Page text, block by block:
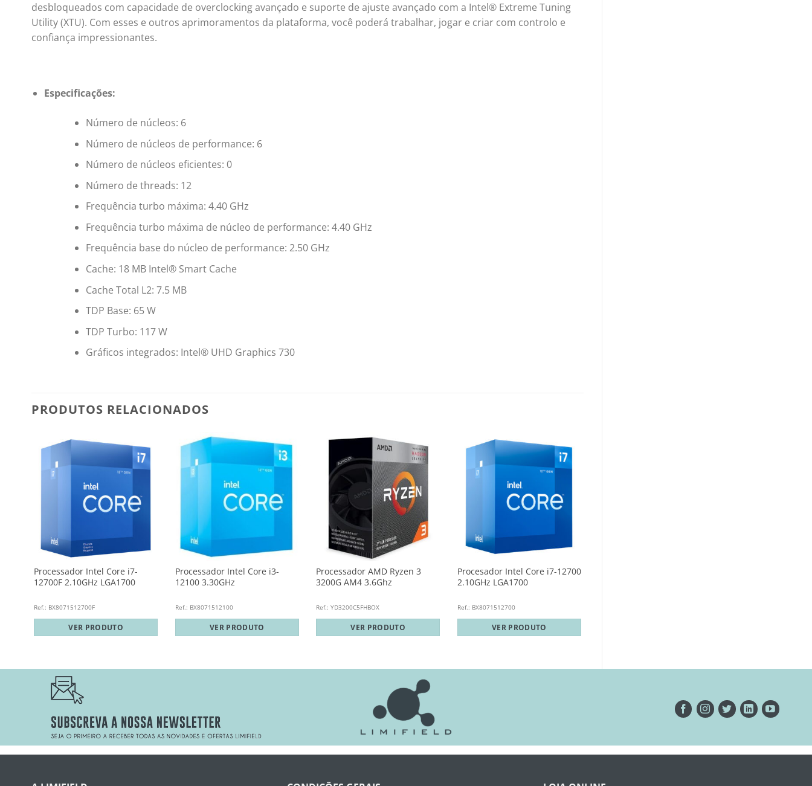
desbloqueados com capacidade de overclocking avançado e suporte de ajuste avançado com a Intel® Extreme Tuning
Utility (XTU). Com esses e outros aprimoramentos da plataforma, você poderá trabalhar, jogar e criar com controlo e
confiança impressionantes.
Especificações:
Número de núcleos: 6
Número de núcleos de performance: 6
Número de núcleos eficientes: 0
Número de threads: 12
Frequência turbo máxima: 4.40 GHz
Frequência turbo máxima de núcleo de performance: 4.40 GHz
Frequência base do núcleo de performance: 2.50 GHz
Cache: 18 MB Intel® Smart Cache
Cache Total L2: 7.5 MB
TDP Base: 65 W
TDP Turbo: 117 W
Gráficos integrados: Intel® UHD Graphics 730
PRODUTOS RELACIONADOS
Processador Intel Core i7-
12700F 2.10GHz LGA1700
Ref.: BX8071512700F
VER PRODUTO
Processador Intel Core i3-
12100 3.30GHz
Ref.: BX8071512100
VER PRODUTO
Processador AMD Ryzen 3
3200G AM4 3.6Ghz
Ref.: YD3200C5FHBOX
VER PRODUTO
Procesador Intel Core i7-12700
2.10GHz LGA1700
Ref.: BX8071512700
VER PRODUTO